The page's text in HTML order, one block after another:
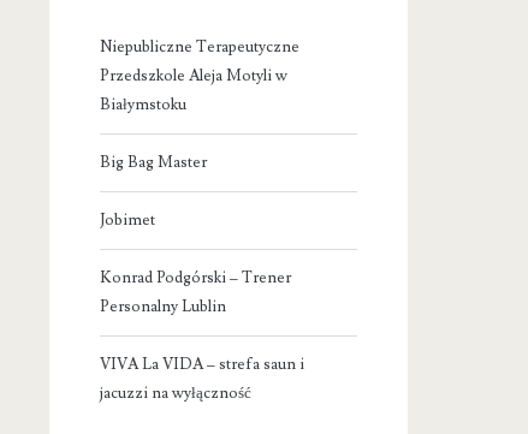
Niepubliczne Terapeutyczne
Przedszkole Aleja Motyli w
Białymstoku
Big Bag Master
Jobimet
Konrad Podgórski – Trener
Personalny Lublin
VIVA La VIDA – strefa saun i
jacuzzi na wyłączność